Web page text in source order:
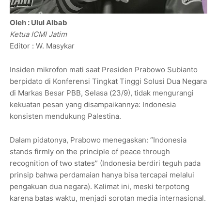
Oleh : Ulul Albab
Ketua ICMI Jatim
Editor : W. Masykar
Insiden mikrofon mati saat Presiden Prabowo Subianto
berpidato di Konferensi Tingkat Tinggi Solusi Dua Negara
di Markas Besar PBB, Selasa (23/9), tidak mengurangi
kekuatan pesan yang disampaikannya: Indonesia
konsisten mendukung Palestina.
Dalam pidatonya, Prabowo menegaskan: “Indonesia
stands firmly on the principle of peace through
recognition of two states” (Indonesia berdiri teguh pada
prinsip bahwa perdamaian hanya bisa tercapai melalui
pengakuan dua negara). Kalimat ini, meski terpotong
karena batas waktu, menjadi sorotan media internasional.